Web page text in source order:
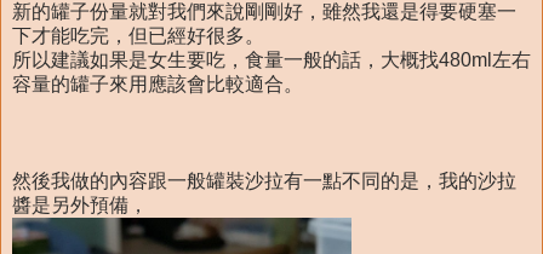
新的罐子份量就對我們來說剛剛好，雖然我還是得要硬塞一
下才能吃完，但已經好很多。
所以建議如果是女生要吃，食量一般的話，大概找480ml左右
容量的罐子來用應該會比較適合。
然後我做的內容跟一般罐裝沙拉有一點不同的是，我的沙拉
醬是另外預備，